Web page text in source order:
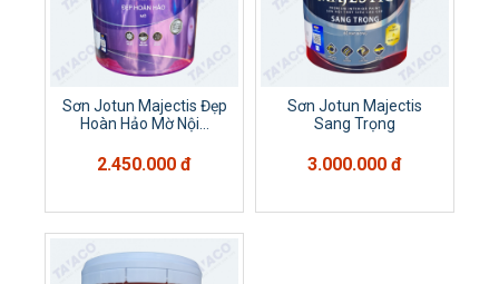
Sơn Jotun Majectis Đẹp
Hoàn Hảo Mờ Nội...
2.450.000 đ
Sơn Jotun Majectis
Sang Trọng
3.000.000 đ